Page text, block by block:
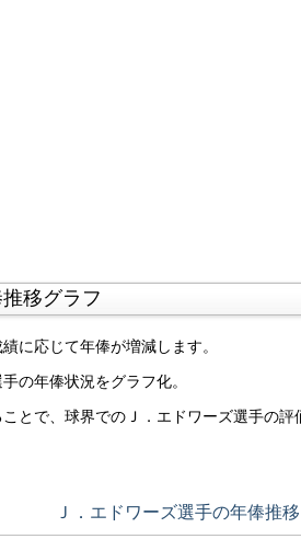
移グラフ
に応じて年俸が増減します。
の年俸状況をグラフ化。
とで、球界でのＪ．エドワーズ選手の
Ｊ．エドワーズ選手の年俸推移